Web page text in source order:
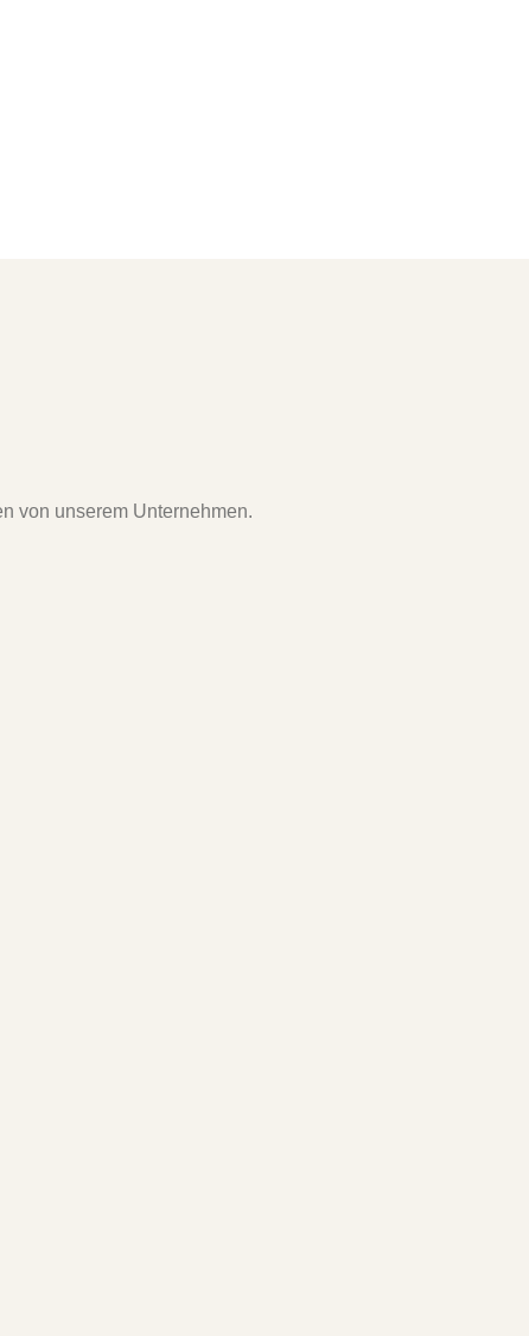
von unserem Unternehmen.